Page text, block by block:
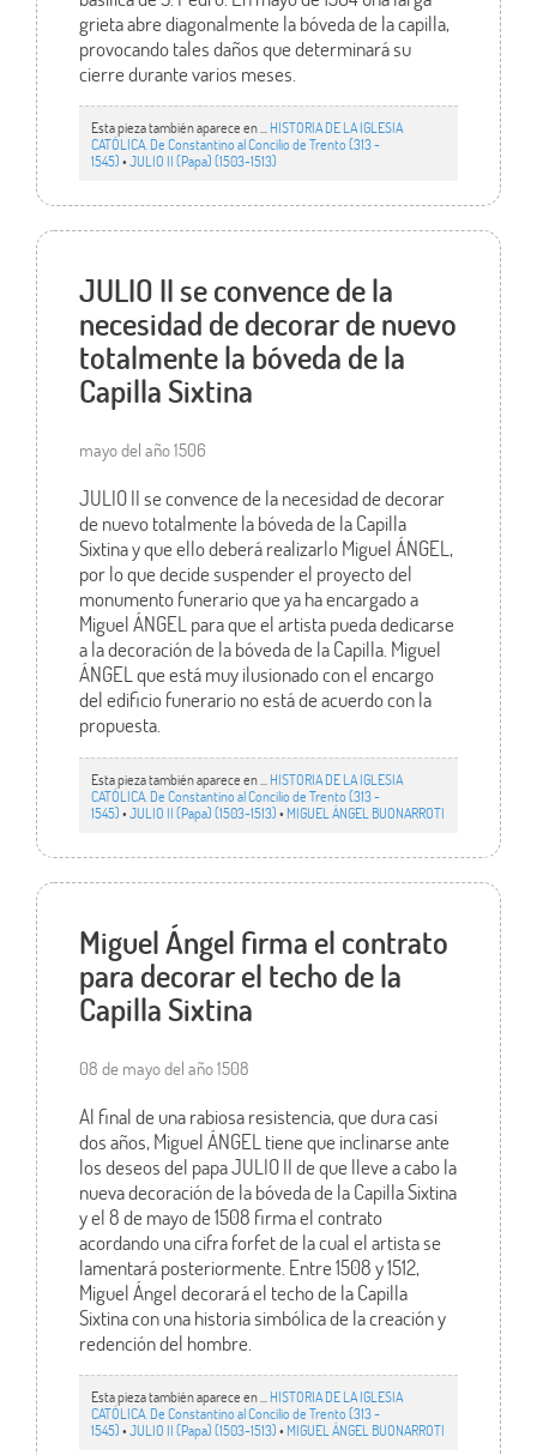
grieta abre diagonalmente la bóveda de la capilla,
provocando tales daños que determinará su
cierre durante varios meses.
Esta pieza también aparece en ... HISTORIA DE LA IGLESIA
CATÓLICA. De Constantino al Concilio de Trento (313 -
1545)•JULIO II (Papa) (1503-1513)
JULIO II se convence de la
necesidad de decorar de nuevo
totalmente la bóveda de la
Capilla Sixtina
mayo del año 1506
JULIO II se convence de la necesidad de decorar
de nuevo totalmente la bóveda de la Capilla
Sixtina y que ello deberá realizarlo Miguel ÁNGEL,
por lo que decide suspender el proyecto del
monumento funerario que ya ha encargado a
Miguel ÁNGEL para que el artista pueda dedicarse
a la decoración de la bóveda de la Capilla. Miguel
ÁNGEL que está muy ilusionado con el encargo
del edificio funerario no está de acuerdo con la
propuesta.
Esta pieza también aparece en ... HISTORIA DE LA IGLESIA
CATÓLICA. De Constantino al Concilio de Trento (313 -
1545)•JULIO II (Papa) (1503-1513)• MIGUEL ÁNGEL BUONARROTI
Miguel Ángel firma el contrato
para decorar el techo de la
Capilla Sixtina
08 de mayo del año 1508
Al final de una rabiosa resistencia, que dura casi
dos años, Miguel ÁNGEL tiene que inclinarse ante
los deseos del papa JULIO II de que lleve a cabo la
nueva decoración de la bóveda de la Capilla Sixtina
y el 8 de mayo de 1508 firma el contrato
acordando una cifra forfet de la cual el artista se
lamentará posteriormente. Entre 1508 y 1512,
Miguel Ángel decorará el techo de la Capilla
Sixtina con una historia simbólica de la creación y
redención del hombre.
Esta pieza también aparece en ... HISTORIA DE LA IGLESIA
CATÓLICA. De Constantino al Concilio de Trento (313 -
1545)•JULIO II (Papa) (1503-1513)• MIGUEL ÁNGEL BUONARROTI